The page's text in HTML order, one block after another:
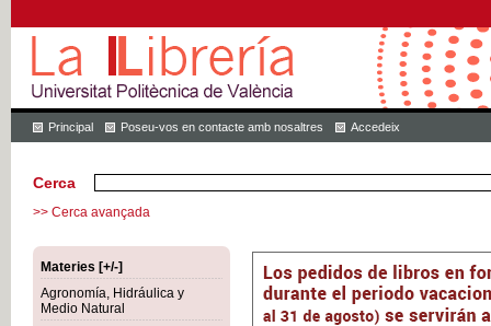
Principal Poseu-vos en contacte amb nosaltres Accedeix
Cerca
>> Cerca avançada
Materies [+/-]
Agronomía, Hidráulica y
Medio Natural